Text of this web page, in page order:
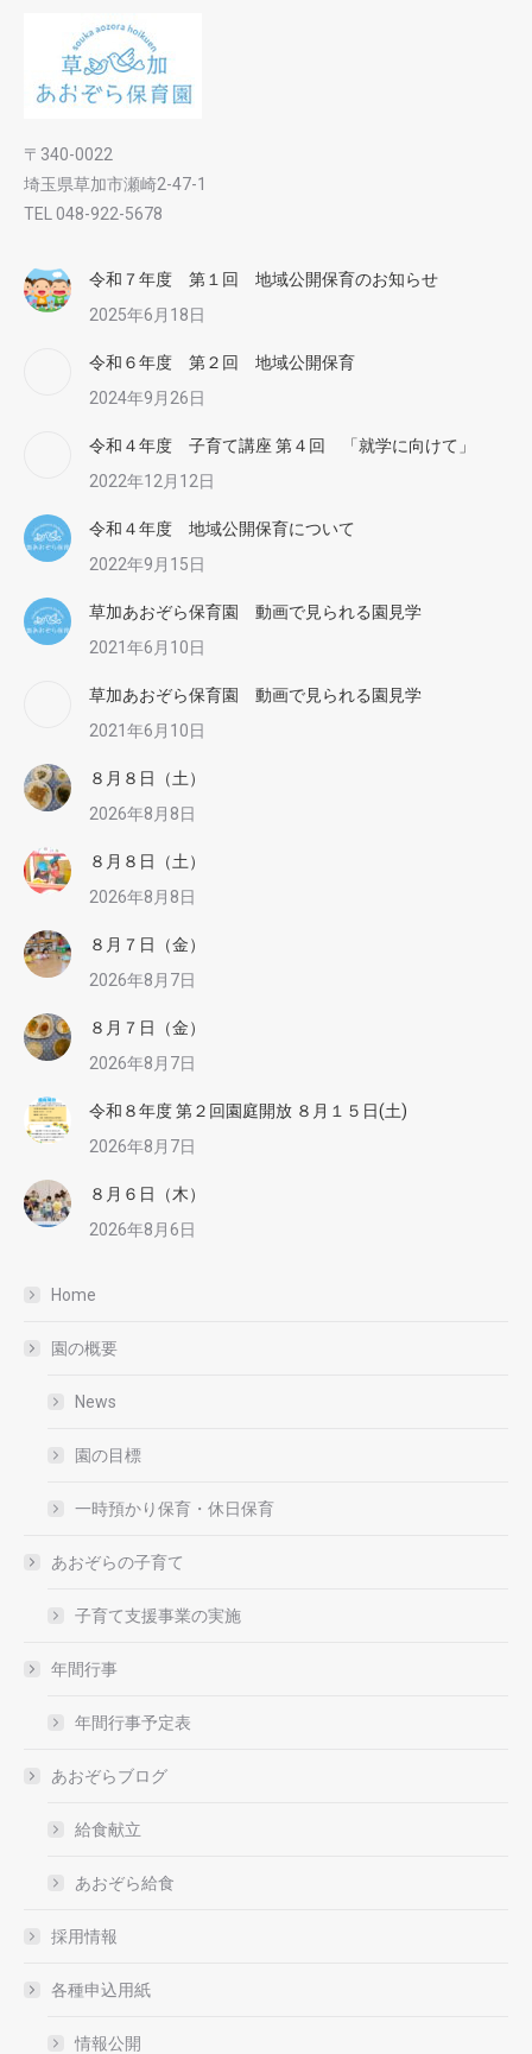
〒340-0022
埼玉県草加市瀬崎2-47-1
TEL 048-922-5678
令和７年度 第１回 地域公開保育のお知らせ
2025年6月18日
令和６年度 第２回 地域公開保育
2024年9月26日
令和４年度 子育て講座 第４回 「就学に向けて」
2022年12月12日
令和４年度 地域公開保育について
2022年9月15日
草加あおぞら保育園 動画で見られる園見学
2021年6月10日
草加あおぞら保育園 動画で見られる園見学
2021年6月10日
８月８日（土）
2026年8月8日
８月８日（土）
2026年8月8日
８月７日（金）
2026年8月7日
８月７日（金）
2026年8月7日
令和８年度 第２回園庭開放 ８月１５日(土)
2026年8月7日
８月６日（木）
2026年8月6日
Home
園の概要
News
園の目標
一時預かり保育・休日保育
あおぞらの子育て
子育て支援事業の実施
年間行事
年間行事予定表
あおぞらブログ
給食献立
あおぞら給食
採用情報
各種申込用紙
情報公開